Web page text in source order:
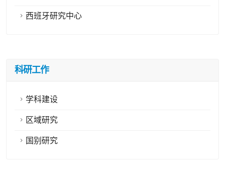
西班牙研究中心
科研工作
学科建设
区域研究
国别研究